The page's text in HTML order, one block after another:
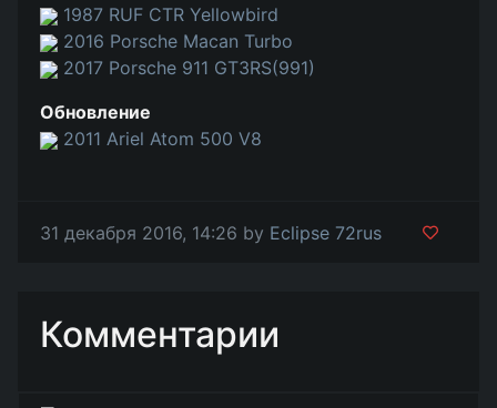
1987 RUF CTR Yellowbird
2016 Porsche Macan Turbo
2017 Porsche 911 GT3RS(991)
Обновление
2011 Ariel Atom 500 V8
31 декабря 2016, 14:26 by Eclipse 72rus
Комментарии